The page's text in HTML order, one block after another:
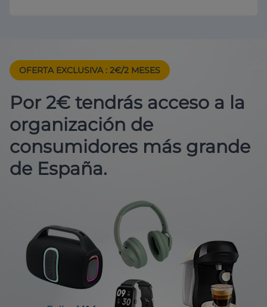
OFERTA EXCLUSIVA : 2€/2 MESES
Por 2€ tendrás acceso a la
organización de
consumidores más grande
de España.